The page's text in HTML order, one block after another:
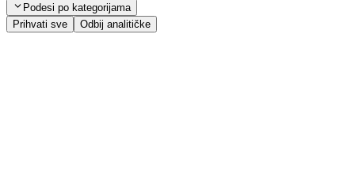
Podesi po kategorijama
Prihvati sve
Odbij analitičke